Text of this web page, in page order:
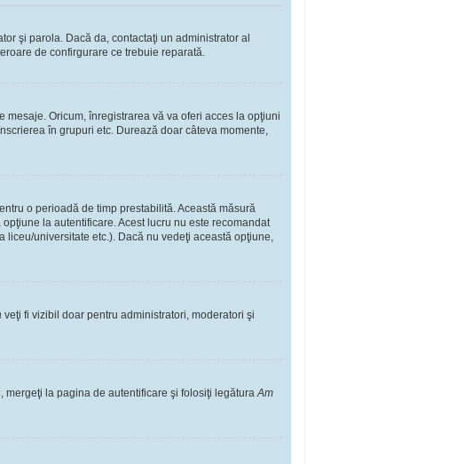
şi parola. Dacă da, contactaţi un administrator al
de confirgurare ce trebuie reparată.
Oricum, înregistrarea vă va oferi acces la opţiuni
în grupuri etc. Durează doar câteva momente,
o perioadă de timp prestabilită. Această măsură
la autentificare. Acest lucru nu este recomandat
universitate etc.). Dacă nu vedeţi această opţiune,
veţi fi vizibil doar pentru administratori, moderatori şi
mergeţi la pagina de autentificare şi folosiţi legăturaAm